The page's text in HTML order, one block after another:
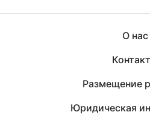
О нас
Размещение
Юридическая